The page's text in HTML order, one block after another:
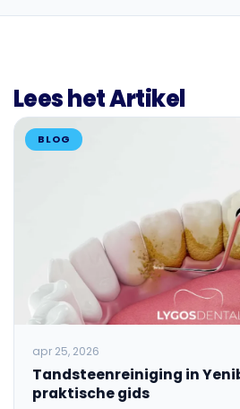
Lees het Artikel
BLOG
apr 25, 2026
Tandsteenreiniging in
praktische gids